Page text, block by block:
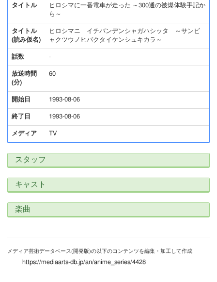
タイトル
ヒロシマに一番電車が走った ～300通の被爆体験手記か
ら～
タイトル
(読み仮名)
ヒロシマニ イチバンデンシャガハシッタ ～サンビ
ャクツウノヒバクタイケンシュキカラ～
話数 -
放送時間
(分)
60
開始日 1993-08-06
終了日 1993-08-06
メディア TV
スタッフ
キャスト
楽曲
メディア芸術データベース(開発版)の以下のコンテンツを編集・加工して作成
https://mediaarts-db.jp/an/anime_series/4428